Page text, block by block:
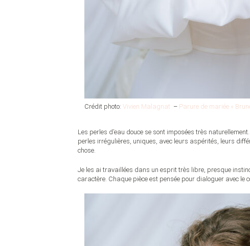
Crédit photo: Vivien Malagnat – Parure de mariée «
Les perles d’eau douce se sont imposées très
perles irrégulières, uniques, avec leurs aspérités, leurs
chose.
Je les ai travaillées dans un esprit très libre, presque
caractère. Chaque pièce est pensée pour dialoguer avec le